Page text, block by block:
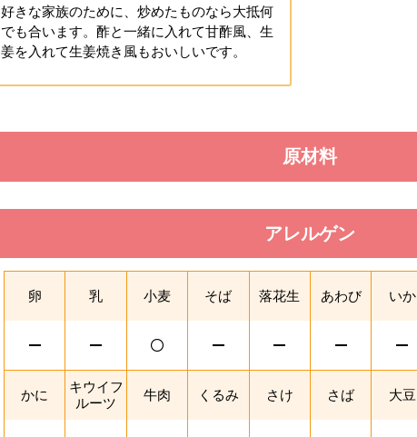
好きな家族のために、炒めたものなら大抵何
でも合います。酢と一緒に入れて甘酢風、生
姜を入れて生姜焼き風もおいしいです。
原材料を展開する。
アレルゲン
を閉じる。
卵 乳 小麦 そば 落花生 あわび いか
かに
キウイフ
ルーツ
牛肉 くるみ さけ さば 大豆